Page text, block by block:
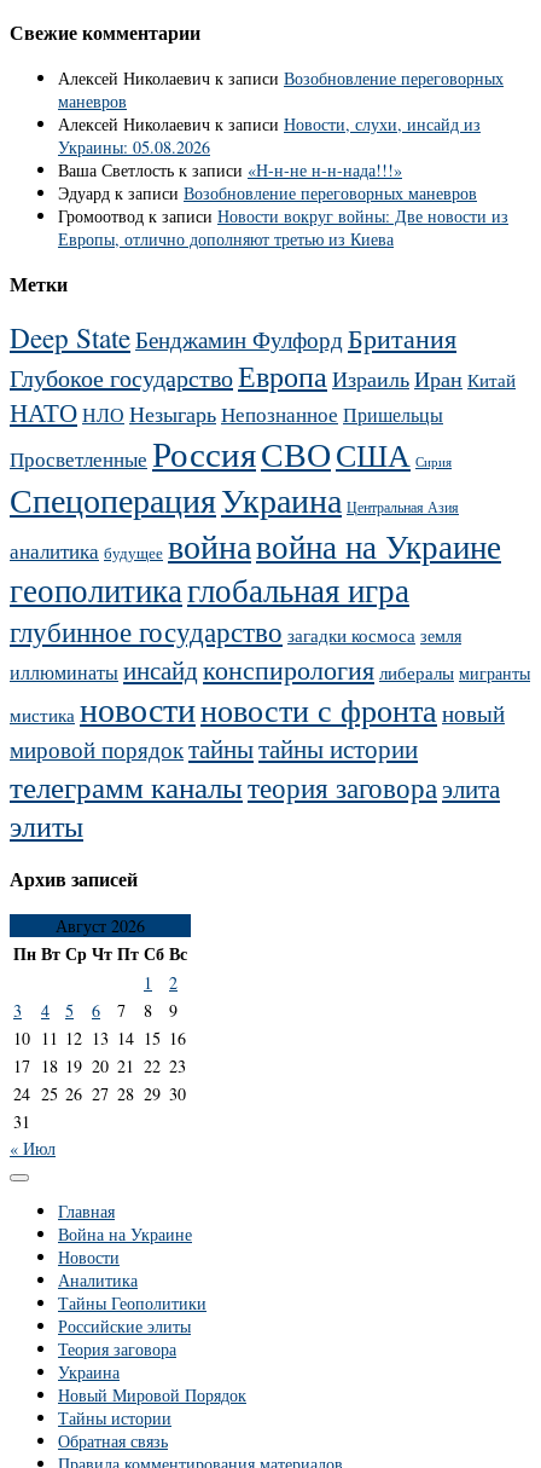
Свежие комментарии
Алексей Николаевич к записи Возобновление переговорных
маневров
Алексей Николаевич к записи Новости, слухи, инсайд из
Украины: 05.08.2026
Ваша Светлость к записи «Н-н-не н-н-нада!!!»
Эдуард к записи Возобновление переговорных маневров
Громоотвод к записи Новости вокруг войны: Две новости из
Европы, отлично дополняют третью из Киева
Метки
Deep StateБенджамин Фулфорд Британия
Глубокое государствоЕвропаИзраильИран Китай
НАТОНЛО НезыгарьНепознанное Пришельцы
Просветленные РоссияСВОСША Сирия
СпецоперацияУкраина Центральная Азия
аналитика будущее войнавойна на Украине
геополитикаглобальная игра
глубинное государство загадки космоса земля
иллюминатыинсайдконспирология либералы мигранты
мистика новостиновости с фронтановый
мировой порядоктайнытайны истории
телеграмм каналытеория заговораэлита
элиты
Архив записей
Август 2026
ПнВтСрЧтПтСбВс
1
2
3
4 5 6 7 8
9
10 11 12 13 14 15 16
17 18 19 20 21 22 23
24 25 26 27 28 29 30
31
« Июл
Главная
Война на Украине
Новости
Аналитика
Тайны Геополитики
Российские элиты
Теория заговора
Украина
Новый Мировой Порядок
Тайны истории
Обратная связь